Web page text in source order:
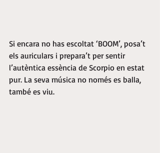
Si encara no has escoltat ‘BOOM’, posa’t
els auriculars i prepara’t per sentir
l’autèntica essència de Scorpio en estat
pur. La seva música no només es balla,
també es viu.